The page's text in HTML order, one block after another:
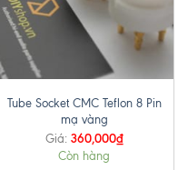
Tube Socket CMC Teflon 8 Pin
mạ vàng
Giá: 360,000₫
Còn hàng